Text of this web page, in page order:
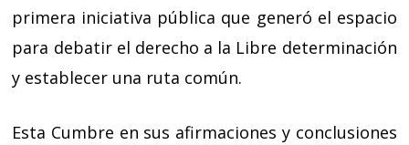
primera iniciativa pública que generó el espacio
para debatir el derecho a la Libre determinación
y establecer una ruta común.
Esta Cumbre en sus afirmaciones y conclusiones